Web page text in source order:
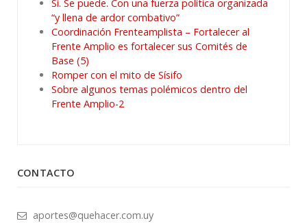
Si. Se puede. Con una fuerza política organizada
“y llena de ardor combativo”
Coordinación Frenteamplista – Fortalecer al
Frente Amplio es fortalecer sus Comités de
Base (5)
Romper con el mito de Sísifo
Sobre algunos temas polémicos dentro del
Frente Amplio-2
CONTACTO
aportes@quehacer.com.uy